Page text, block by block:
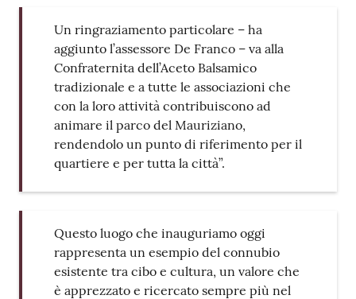
Un ringraziamento particolare – ha
aggiunto l’assessore De Franco – va alla
Confraternita dell’Aceto Balsamico
tradizionale e a tutte le associazioni che
con la loro attività contribuiscono ad
animare il parco del Mauriziano,
rendendolo un punto di riferimento per il
quartiere e per tutta la città”.
Questo luogo che inauguriamo oggi
rappresenta un esempio del connubio
esistente tra cibo e cultura, un valore che
è apprezzato e ricercato sempre più nel